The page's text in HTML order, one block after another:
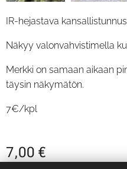
IR-hejastava
Näkyy valonvahvistimella
Merkki on samaan aikaan
täysin näkymätön.
7€/kpl
7,00 €